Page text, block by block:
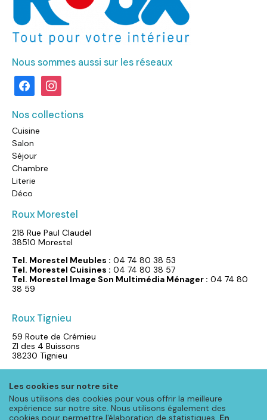
Les cookies sur notre site
Nous utilisons des cookies pour vous offrir la meilleure
expérience sur notre site. Nous utilisons également des
cookies pour permettre l'élaboration de statistiques. En
Nous sommes aussi sur les réseaux
facebookinstagram
Nos collections
Cuisine
Salon
Séjour
Chambre
Literie
Déco
Roux Morestel
218 Rue Paul Claudel
38510 Morestel
Tel. Morestel Meubles : 04 74 80 38 53
Tel. Morestel Cuisines : 04 74 80 38 57
Tel. Morestel Image Son Multimédia Ménager : 04 74 80
38 59
Roux Tignieu‎
59 Route de Crémieu
ZI des 4 Buissons
38230 Tignieu